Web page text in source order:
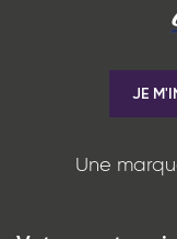
JE
Une